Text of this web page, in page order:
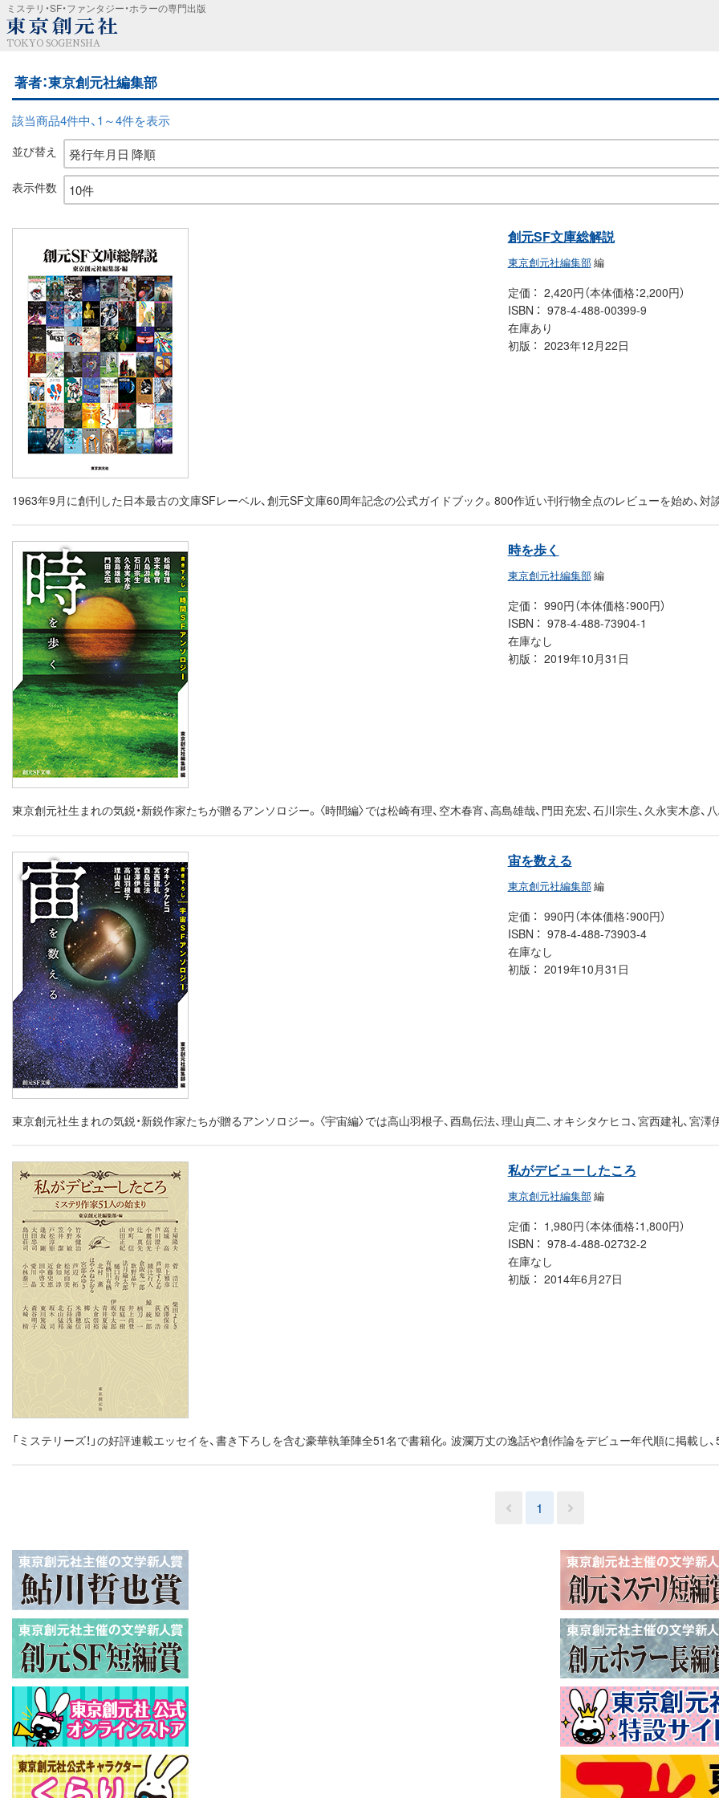
ミステリ・SF・ファンタジー・ホラーの専門出版
TOKYO SOGENSHA
著者：東京創元社編集部
該当商品4件中、1～4件を表示
並び替え
表示件数
創元SF文庫総解説
東京創元社編集部編
定価
2,420円（本体価格：2,200円）
ISBN
978-4-488-00399-9
在庫あり
初版
2023年12月22日
1963年9月に創刊した日本最古の文庫SFレーベル、創元SF文庫60周年記念の公式ガイドブック。800作近い刊行物全点のレビューを始め、対
時を歩く
東京創元社編集部編
定価
990円（本体価格：900円）
ISBN
978-4-488-73904-1
在庫なし
初版
2019年10月31日
東京創元社生まれの気鋭・新鋭作家たちが贈るアンソロジー。〈時間編〉では松崎有理、空木春宵、高島雄哉、門田充宏、石川宗生、久永実木彦、
宙を数える
東京創元社編集部編
定価
990円（本体価格：900円）
ISBN
978-4-488-73903-4
在庫なし
初版
2019年10月31日
東京創元社生まれの気鋭・新鋭作家たちが贈るアンソロジー。〈宇宙編〉では高山羽根子、酉島伝法、理山貞二、オキシタケヒコ、宮西建礼、宮澤
私がデビューしたころ
東京創元社編集部編
定価
1,980円（本体価格：1,800円）
ISBN
978-4-488-02732-2
在庫なし
初版
2014年6月27日
「ミステリーズ！」の好評連載エッセイを、書き下ろしを含む豪華執筆陣全51名で書籍化。波瀾万丈の逸話や創作論をデビュー年代順に掲載し
1